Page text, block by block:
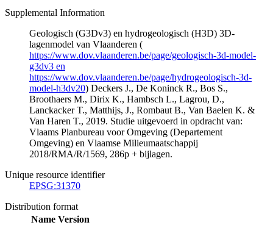
Supplemental Information
Geologisch (G3Dv3) en hydrogeologisch (H3D) 3D-
lagenmodel van Vlaanderen (
https://www.dov.vlaanderen.be/page/geologisch-3d-model-
g3dv3 en
https://www.dov.vlaanderen.be/page/hydrogeologisch-3d-
model-h3dv20) Deckers J., De Koninck R., Bos S.,
Broothaers M., Dirix K., Hambsch L., Lagrou, D.,
Lanckacker T., Matthijs, J., Rombaut B., Van Baelen K. &
Van Haren T., 2019. Studie uitgevoerd in opdracht van:
Vlaams Planbureau voor Omgeving (Departement
Omgeving) en Vlaamse Milieumaatschappij
2018/RMA/R/1569, 286p + bijlagen.
Unique resource identifier
EPSG:31370
Distribution format
Name Version